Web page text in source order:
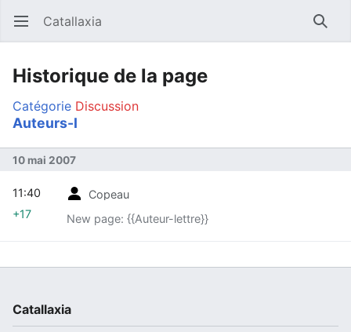
Ouvrir le menu principal Catallaxia
Historique de la page
Catégorie Discussion
Auteurs-I
10 mai 2007
Copeau
New page: {{Auteur-lettre}}
11:40
+17
Catallaxia